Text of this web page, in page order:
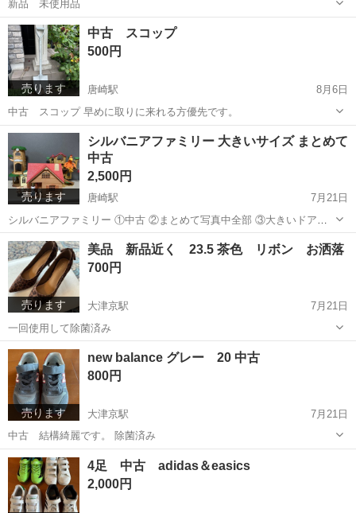
新品 未使用品
滋賀 大津市 唐崎駅 インテリア雑貨/小物
売ります
中古 スコップ
500円
唐崎駅
8月6日
中古 スコップ 早めに取りに来れる方優先です。
滋賀 大津市 スコップ
売ります
シルバニアファミリー 大きいサイズ まとめて
中古
2,500円
唐崎駅
7月21日
シルバニアファミリー ①中古 ②まとめて写真中全部 ③大きいドア壊
れて使用可能 ④パーツ足りない ⑤返品不可 以上 気にしない方ご連
絡お待ちしております♪
滋賀 大津市 唐崎駅 おもちゃ シルバニアファミリー
売ります
美品 新品近く 23.5 茶色 リボン お洒落
700円
大津京駅
7月21日
一回使用して除菌済み
滋賀 大津市 靴
売ります
new balance グレー 20 中古
800円
大津京駅
7月21日
中古 結構綺麗です。 除菌済み
滋賀 大津市 大津京駅
4足 中古 adidas＆easics
2,000円